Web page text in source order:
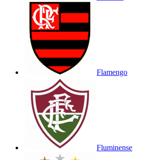
Flamengo
Fluminense